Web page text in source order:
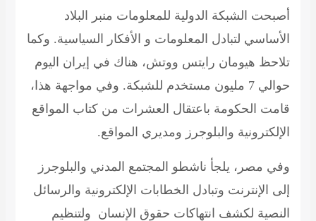
أصبحت الشبكة الدولية للمعلومات منبر البلاد
الأساسي لتبادل المعلومات و الأفكار السياسية. وكما
تلاحظ هيومان رايتس ووتش، هناك في إيران اليوم
حوالي 7 مليون مستخدم للشبكة. وفي مواجهة هذا،
قامت الحكومة باعتقال العشرات من كتاب المواقع
الإلكترونية والبلوجرز ومديري المواقع.
وفي مصر، يلجأ ناشطو المجتمع المدني والبلوجرز
إلى الإنترنت وتبادل الخطابات الإلكترونية والرسائل
النصية لكشف انتهاكات حقوق الإنسان ولتنظيم